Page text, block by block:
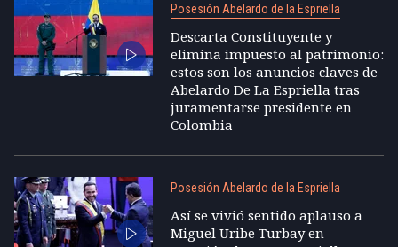
Posesión Abelardo de la Espriella
Descarta Constituyente y
elimina impuesto al patrimonio:
estos son los anuncios claves de
Abelardo De La Espriella tras
juramentarse presidente en
Colombia
Posesión Abelardo de la Espriella
Así se vivió sentido aplauso a
Miguel Uribe Turbay en